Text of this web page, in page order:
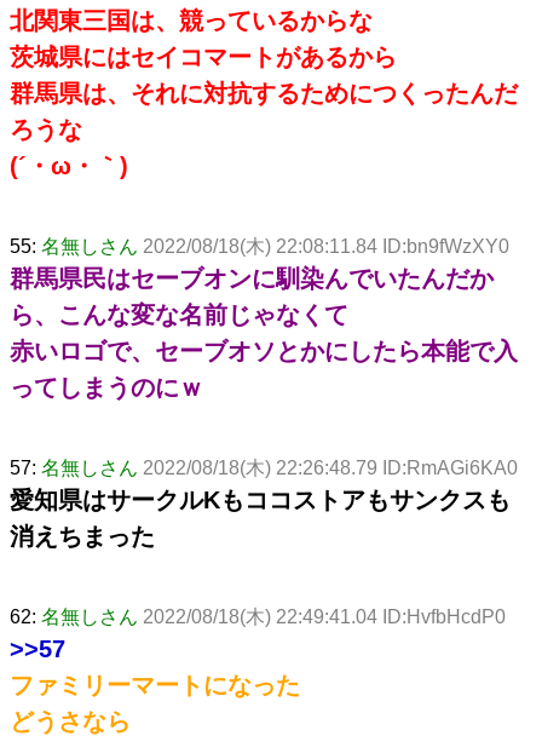
北関東三国は、競っているからな
茨城県にはセイコマートがあるから
群馬県は、それに対抗するためにつくったんだ
ろうな
(´・ω・｀)
55: 名無しさん 2022/08/18(木) 22:08:11.84 ID:bn9fWzXY0
群馬県民はセーブオンに馴染んでいたんだか
ら、こんな変な名前じゃなくて
赤いロゴで、セーブオソとかにしたら本能で入
ってしまうのにｗ
57: 名無しさん 2022/08/18(木) 22:26:48.79 ID:RmAGi6KA0
愛知県はサークルKもココストアもサンクスも
消えちまった
62: 名無しさん 2022/08/18(木) 22:49:41.04 ID:HvfbHcdP0
>>57
ファミリーマートになった
どうさなら